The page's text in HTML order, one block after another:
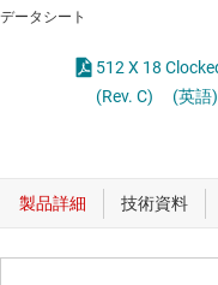
データシート
512 X 18
(Rev. C)
(英語)